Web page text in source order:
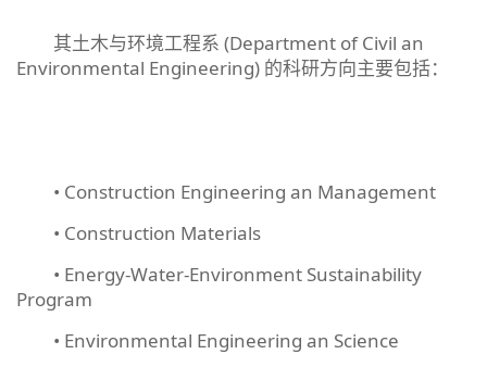
其土木与环境工程系 (Department of Civil an
Environmental Engineering) 的科研方向主要包括：
• Construction Engineering an Management
• Construction Materials
• Energy-Water-Environment Sustainability
Program
• Environmental Engineering an Science